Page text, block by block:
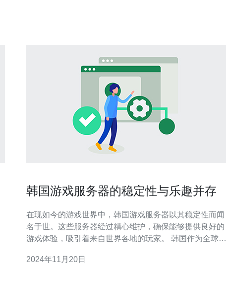
韩国游戏服务器的稳定性与乐趣并存
在现如今的游戏世界中，韩国游戏服务器以其稳定性而闻
名于世。这些服务器经过精心维护，确保能够提供良好的
游戏体验，吸引着来自世界各地的玩家。 韩国作为全球电
的性能和稳定性。韩国游戏服务器公司不仅在硬件方面进
2024年11月20日